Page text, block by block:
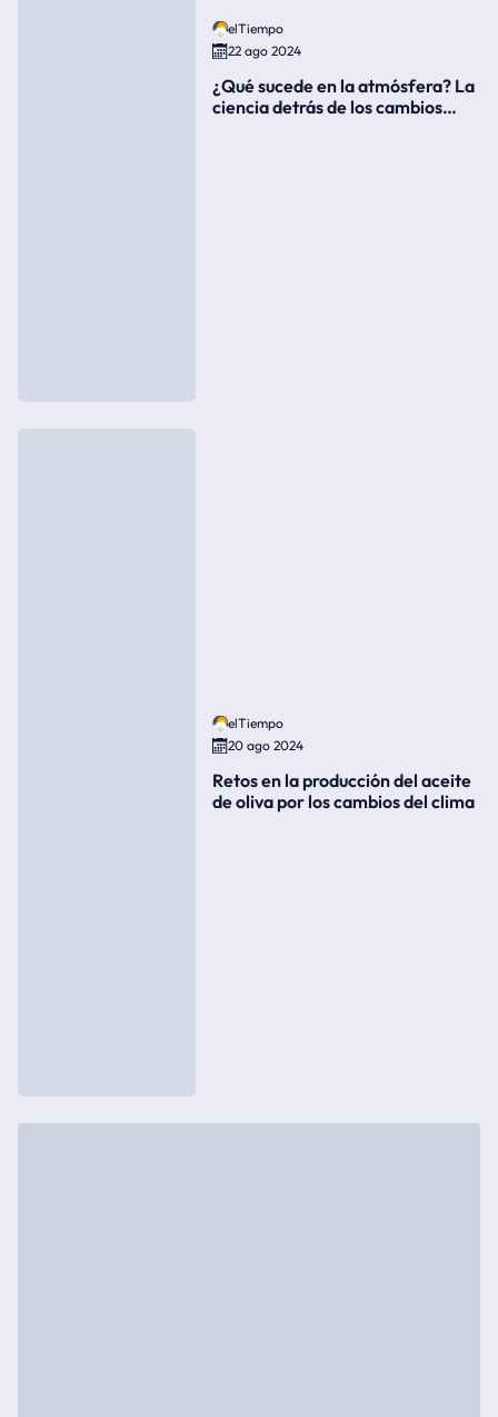
elTiempo
22 ago 2024
¿Qué sucede en la atmósfera? La
ciencia detrás de los cambios
elTiempo
20 ago 2024
Retos en la producción del aceite
de oliva por los cambios del clima